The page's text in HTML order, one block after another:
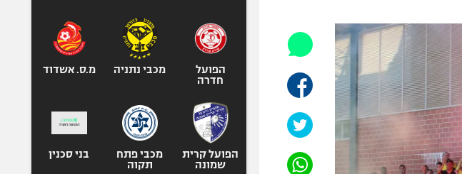
אופניים
ספורט מוטורי
כדורמים
בייסבול MLB
ספורט אתגרי
אומנויות לחימה
הפועל
חדרה
מכבי נתניה מ.ס. אשדוד
הפועל קרית
שמונה
מכבי פתח
תקוה
בני סכנין